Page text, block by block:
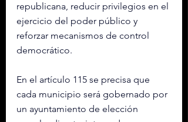
republicana, reducir privilegios en el
ejercicio del poder público y
reforzar mecanismos de control
democrático.
En el artículo 115 se precisa que
cada municipio será gobernado por
un ayuntamiento de elección